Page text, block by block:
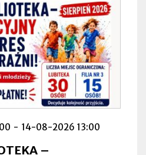
- 14-08-2026 13:00
–